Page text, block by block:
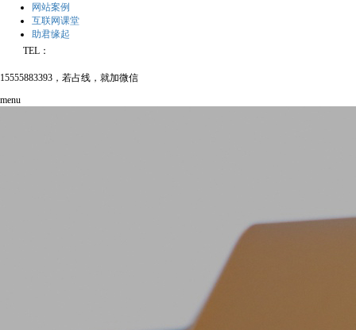
网站案例
互联网课堂
助君缘起
TEL：
15555883393，若占线，就加微信
menu